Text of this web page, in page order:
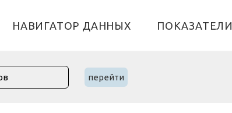
НАВИГАТОР ДАННЫХ ПОКАЗАТЕЛИ
перейти